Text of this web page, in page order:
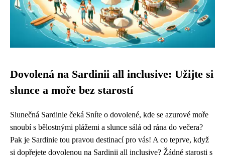
Dovolená na Sardinii all inclusive: Užijte si
slunce a moře bez starostí
Slunečná Sardinie čeká Sníte o dovolené, kde se azurové moře
snoubí s bělostnými plážemi a slunce sálá od rána do večera?
Pak je Sardinie tou pravou destinací pro vás! A co teprve, když
si dopřejete dovolenou na Sardinii all inclusive? Žádné starosti s